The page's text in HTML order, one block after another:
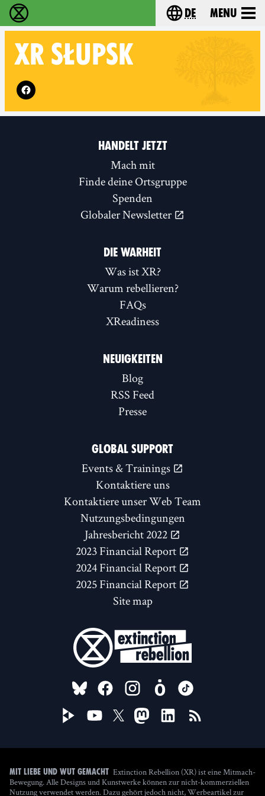
extinction rebellion - Home Choose your
de Menu
XR SŁUPSK
Follow XR Słupsk on
HANDELT JETZT
Mach mit
Finde deine Ortsgruppe
Spenden
Globaler Newsletter
DIE WARHEIT
Was ist XR?
Warum rebellieren?
FAQs
XReadiness
NEUIGKEITEN
Blog
RSS Feed
Presse
GLOBAL SUPPORT
Events & Trainings
Kontaktiere uns
Kontaktiere unser Web Team
Nutzungsbedingungen
Jahresbericht 2022
2023 Financial Report
2024 Financial Report
2025 Financial Report
Site map
FOLLOW US ON
Mit Liebe und Wut gemacht Extinction Rebellion (XR) ist eine Mitmach-
Bewegung. Alle Designs und Kunstwerke können zur nicht-kommerziellen
Nutzung verwendet werden. Dazu gehört jedoch nicht, Werbeartikel zur